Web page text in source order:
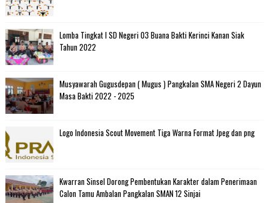
Lomba Tingkat I SD Negeri 03 Buana Bakti Kerinci Kanan Siak
Tahun 2022
Musyawarah Gugusdepan ( Mugus ) Pangkalan SMA Negeri 2 Dayun
Masa Bakti 2022 - 2025
Logo Indonesia Scout Movement Tiga Warna Format Jpeg dan png
Kwarran Sinsel Dorong Pembentukan Karakter dalam Penerimaan
Calon Tamu Ambalan Pangkalan SMAN 12 Sinjai